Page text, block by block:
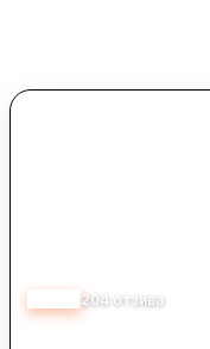
204 отзива